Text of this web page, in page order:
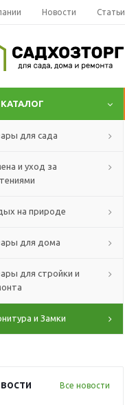
Новости Статьи
КАТАЛОГ
для сада
и уход за
на природе
для дома
для стройки и
и Замки
Все новости